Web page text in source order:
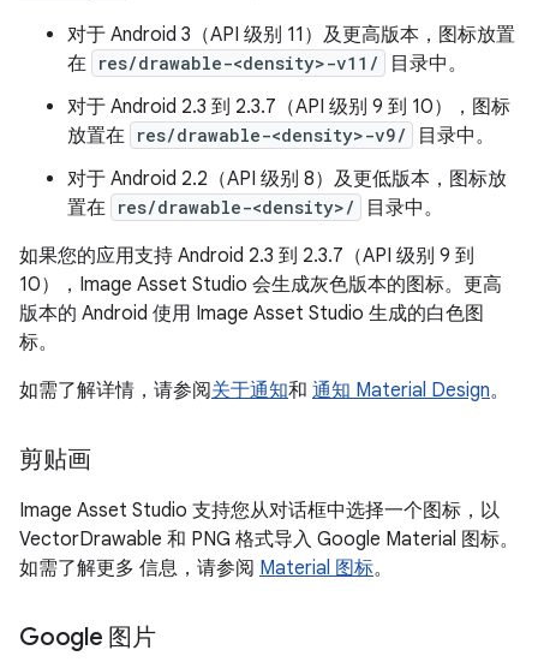
对于 Android 3（API 级别 11）及更高版本，图标放置
在 res/drawable-<density>-v11/
目录中。
对于 Android 2.3 到 2.3.7（API 级别 9 到 10），图标
放置在 res/drawable-<density>-v9/
目录中。
对于 Android 2.2（API 级别 8）及更低版本，图标放
置在 res/drawable-<density>/
目录中。
如果您的应用支持 Android 2.3 到 2.3.7（API 级别 9 到
10），Image Asset Studio 会生成灰色版本的图标。更高
版本的 Android 使用 Image Asset Studio 生成的白色图
标。
如需了解详情，请参阅关于通知和 通知 Material Design。
剪贴画
Image Asset Studio 支持您从对话框中选择一个图标，以
VectorDrawable 和 PNG 格式导入 Google Material 图标。
如需了解更多 信息，请参阅 Material 图标。
Google 图片